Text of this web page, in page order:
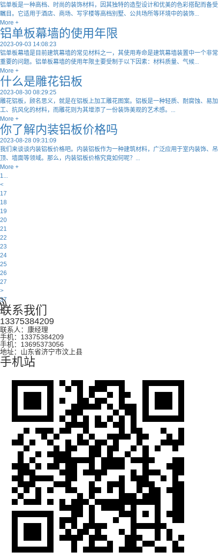
铝单板是一种高档、时尚的装饰材料，因其独特的造型设计和优美的色彩搭配而备受
瞩目。它适用于酒店、商场、写字楼等高档别墅、公共场所等环境中的装饰...
More +
铝单板幕墙的使用年限
2023-09-03 14:08:23
铝单板幕墙是目前建筑幕墙的常见材料之一，其使用寿命是建筑幕墙装置中一个非常
重要的问题。铝单板幕墙的使用年限主要受制于以下因素：材料质量、气候...
More +
什么是雕花铝板
2023-08-30 08:29:25
雕花铝板，顾名思义，就是在铝板上加工雕花图案。铝板是一种轻质、耐腐蚀、易加
工、抗风化的材料，而雕花则为其增添了一份装饰美观的艺术感。...
More +
你了解内装铝板价格吗
2023-08-28 09:31:09
我们来谈谈内装铝板价格吧。内装铝板作为一种建筑材料，广泛应用于室内装饰、吊
顶、墙面等领域。那么，内装铝板价格究竟如何呢？...
More +
1...
<
17
18
19
20
21
22
23
24
25
26
27
>
37
联系我们
13375384209
联系人：康经理
手机：13375384209
手机：13695373056
地址：山东省济宁市汶上县
手机站